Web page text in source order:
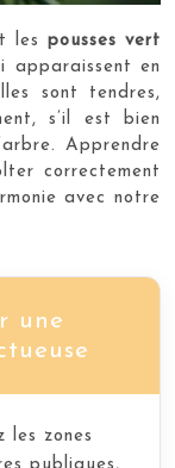
lespousses vert
apparaissent en
sont tendres,
s’il est bien
Apprendre
correctement
avec notre
une
zones